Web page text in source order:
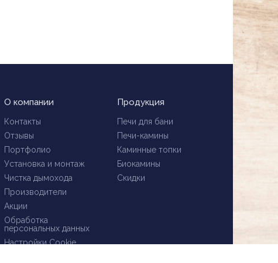
О компании
Контакты
Отзывы
Портфолио
Установка и монтаж
Чистка дымохода
Производители
Акции
Обработка
персональных данных
Настройки Cookie
Продукция
Печи для бани
Печи-камины
Каминные топки
Биокамины
Скидки